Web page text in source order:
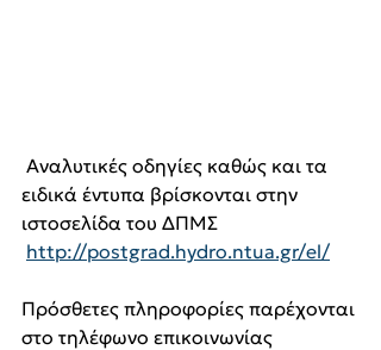
ειδικά έντυπα βρίσκονται στην
ιστοσελίδα του ΔΠΜΣ
http://postgrad.hydro.ntua.gr/el/
Πρόσθετες πληροφορίες παρέχονται
στο τηλέφωνο επικοινωνίας